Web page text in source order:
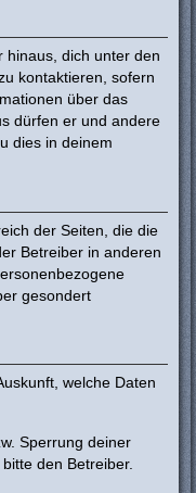
hinaus, dich unter den
kontaktieren, sofern
über das
dürfen er und andere
dies in deinem
der Seiten, die die
Betreiber in anderen
gesondert
welche Daten
Sperrung deiner
den Betreiber.